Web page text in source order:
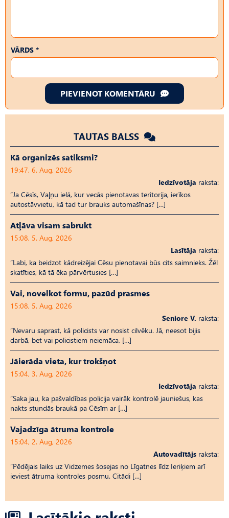
VĀRDS *
PIEVIENOT KOMENTĀRU
TAUTAS BALSS
Kā organizēs satiksmi?
19:47, 6. Aug, 2026
Iedzīvotāja raksta:
“Ja Cēsīs, Vaļņu ielā, kur vecās pienotavas teritorija, ierīkos
autostāvvietu, kā tad tur brauks automašīnas? […]
Atļāva visam sabrukt
15:08, 5. Aug, 2026
Lasītāja raksta:
“Labi, ka beidzot kādreizējai Cēsu pienotavai būs cits saimnieks. Žēl
skatīties, kā tā ēka pārvērtusies […]
Vai, novelkot formu, pazūd prasmes
15:08, 5. Aug, 2026
Seniore V. raksta:
“Nevaru saprast, kā policists var nosist cilvēku. Jā, neesot bijis
darbā, bet vai policistiem neiemāca, […]
Jāierāda vieta, kur trokšņot
15:04, 3. Aug, 2026
Iedzīvotāja raksta:
“Saka jau, ka pašvaldības policija vairāk kontrolē jauniešus, kas
nakts stundās braukā pa Cēsīm ar […]
Vajadzīga ātruma kontrole
15:04, 2. Aug, 2026
Autovadītājs raksta:
“Pēdējais laiks uz Vid­ze­mes šosejas no Līgatnes līdz Ieriķiem arī
ieviest ātruma kontroles posmu. Citādi […]